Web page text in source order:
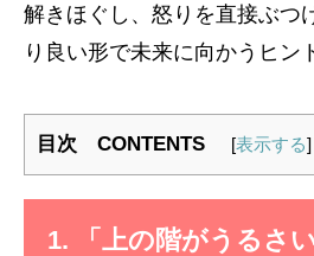
解きほぐし、怒りを直接ぶつ
り良い形で未来に向かうヒン
目次 CONTENTS [表示する]
1. 「上の階がうるさ